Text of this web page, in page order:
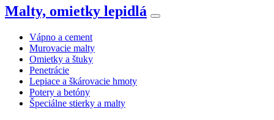
Malty, omietky lepidlá
Vápno a cement
Murovacie malty
Omietky a štuky
Penetrácie
Lepiace a škárovacie hmoty
Potery a betóny
Špeciálne stierky a malty